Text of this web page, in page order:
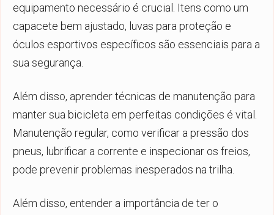
equipamento necessário é crucial. Itens como um
capacete bem ajustado, luvas para proteção e
óculos esportivos específicos são essenciais para a
sua segurança.
Além disso, aprender técnicas de manutenção para
manter sua bicicleta em perfeitas condições é vital.
Manutenção regular, como verificar a pressão dos
pneus, lubrificar a corrente e inspecionar os freios,
pode prevenir problemas inesperados na trilha.
Além disso, entender a importância de ter o